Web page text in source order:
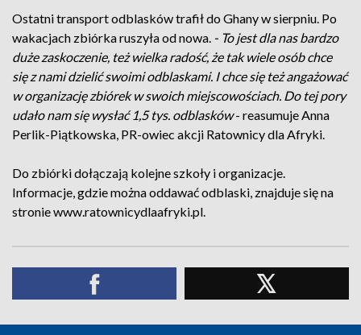
Ostatni transport odblasków trafił do Ghany w sierpniu. Po
wakacjach zbiórka ruszyła od nowa. - To jest dla nas bardzo
duże zaskoczenie, też wielka radość, że tak wiele osób chce
się z nami dzielić swoimi odblaskami. I chce się też angażować
w organizację zbiórek w swoich miejscowościach. Do tej pory
udało nam się wysłać 1,5 tys. odblasków- reasumuje Anna
Perlik-Piątkowska, PR-owiec akcji Ratownicy dla Afryki.
Do zbiórki dołączają kolejne szkoły i organizacje.
Informacje, gdzie można oddawać odblaski, znajduje się na
stronie www.ratownicydlaafryki.pl.